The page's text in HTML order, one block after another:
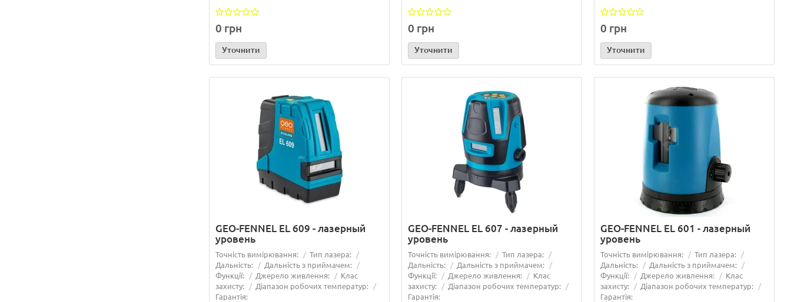
0 грн
Уточнити
0 грн
Уточнити
0 грн
Уточнити
GEO-FENNEL EL 609 - лазерный
уровень
Точність вимірювання:
Тип лазера:
Дальність:
Дальність з приймачем:
Функції:
Джерело живлення:
Клас
захисту:
Діапазон робочих температур:
Гарантія:
GEO-FENNEL EL 607 - лазерный
уровень
Точність вимірювання:
Тип лазера:
Дальність:
Дальність з приймачем:
Функції:
Джерело живлення:
Клас
захисту:
Діапазон робочих температур:
Гарантія:
GEO-FENNEL EL 601 - лазерный
уровень
Точність вимірювання:
Тип лазера:
Дальність:
Дальність з приймачем:
Функції:
Джерело живлення:
Клас
захисту:
Діапазон робочих температур:
Гарантія: